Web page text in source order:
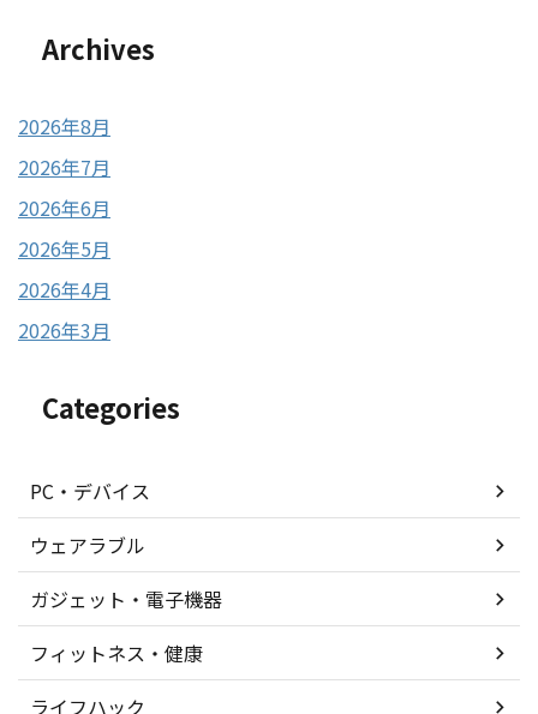
Archives
2026年8月
2026年7月
2026年6月
2026年5月
2026年4月
2026年3月
Categories
PC・デバイス
ウェアラブル
ガジェット・電子機器
フィットネス・健康
ライフハック